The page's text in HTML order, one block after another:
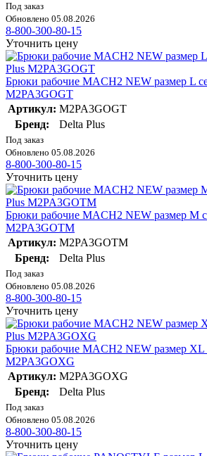
Под заказ
Обновлено 05.08.2026
8-800-300-80-15
Уточнить цену
Брюки рабочие MACH2 NEW размер L
M2PA3GOGT
Артикул: M2PA3GOGT
Бренд:
Delta Plus
Под заказ
Обновлено 05.08.2026
8-800-300-80-15
Уточнить цену
Брюки рабочие MACH2 NEW размер M
M2PA3GOTM
Артикул: M2PA3GOTM
Бренд:
Delta Plus
Под заказ
Обновлено 05.08.2026
8-800-300-80-15
Уточнить цену
Брюки рабочие MACH2 NEW размер XL
M2PA3GOXG
Артикул: M2PA3GOXG
Бренд:
Delta Plus
Под заказ
Обновлено 05.08.2026
8-800-300-80-15
Уточнить цену